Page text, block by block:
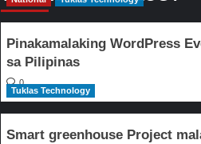
Pinakamalaking WordPress
sa Pilipinas
0
Tuklas Technology
Smart greenhouse Project